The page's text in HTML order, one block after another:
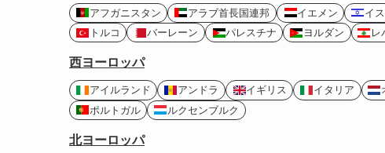
アフガニスタン アラブ首長国連邦 イエメン イ
トルコ
バーレーン パレスチナ ヨルダン レ
西ヨーロッパ
アイルランド アンドラ イギリス イタリア
ポルトガル
ルクセンブルク
北ヨーロッパ